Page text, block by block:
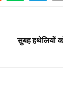
सुबह हथेलियों